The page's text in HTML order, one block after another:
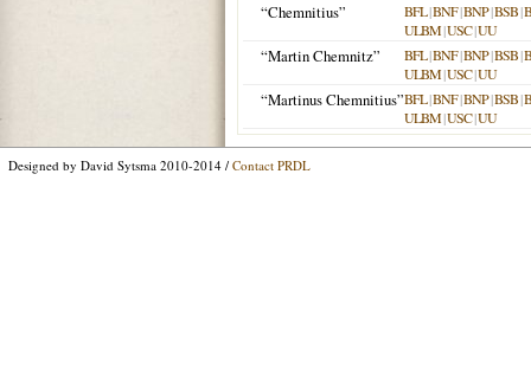
“Chemnitius” BFL|BNF|BNP|BSB|
ULBM|USC|UU
“Martin Chemnitz” BFL|BNF|BNP|BSB|
ULBM|USC|UU
“Martinus Chemnitius”BFL|BNF|BNP|BSB|
ULBM|USC|UU
Designed by David Sytsma 2010-2014 / Contact PRDL